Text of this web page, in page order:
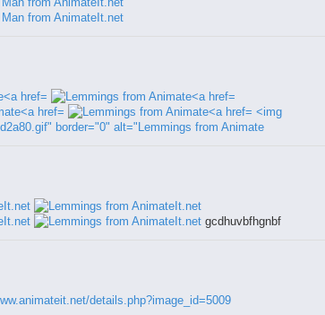
<img
border="0" alt="Lemmings from Animate
gcdhuvbfhgnbf
details.php?image_id=5009